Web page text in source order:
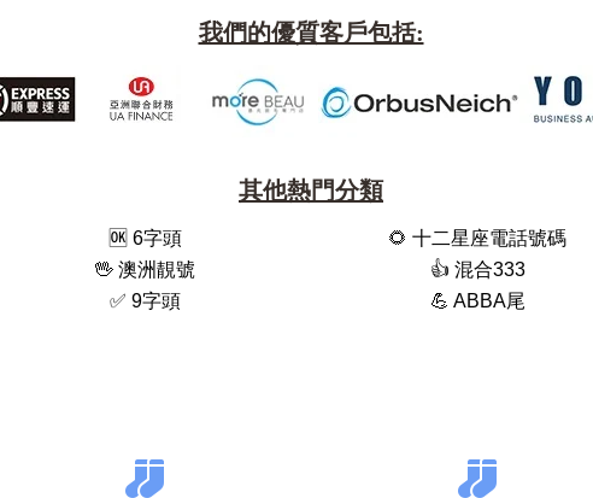
我們的優質客戶包括:
其他熱門分類
🆗️ 6字頭 🌻 十二星座電話號碼
🖖 澳洲靚號 👍 混合333
✅ 9字頭 💪 ABBA尾